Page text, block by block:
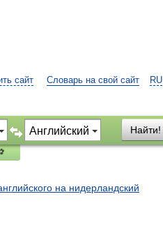
RU
сайт Словарь на свой сайт
Найти!
на нидерландский